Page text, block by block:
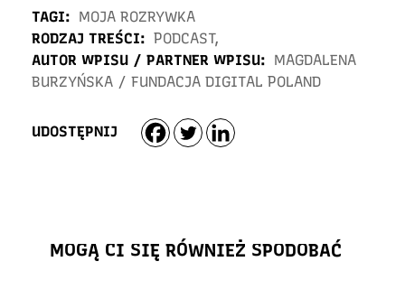
TAGI: MOJA ROZRYWKA
RODZAJ TREŚCI: PODCAST,
AUTOR WPISU / PARTNER WPISU: MAGDALENA
BURZYŃSKA / FUNDACJA DIGITAL POLAND
UDOSTĘPNIJ
MOGĄ CI SIĘ RÓWNIEŻ SPODOBAĆ